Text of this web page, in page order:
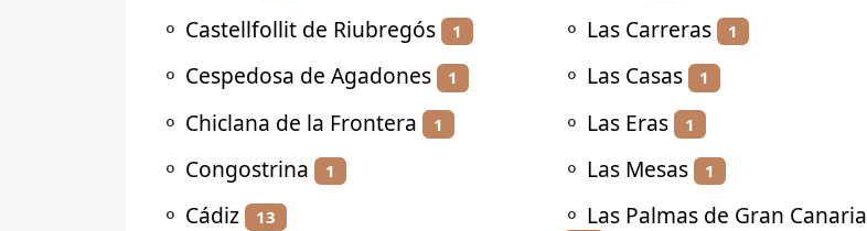
⚬ Castellfollit de Riubregós 1
⚬ Cespedosa de Agadones 1
⚬ Chiclana de la Frontera 1
⚬ Congostrina 1
⚬ Cádiz 13
⚬ Las Carreras 1
⚬ Las Casas 1
⚬ Las Eras 1
⚬ Las Mesas 1
⚬ Las Palmas de Gran Canaria